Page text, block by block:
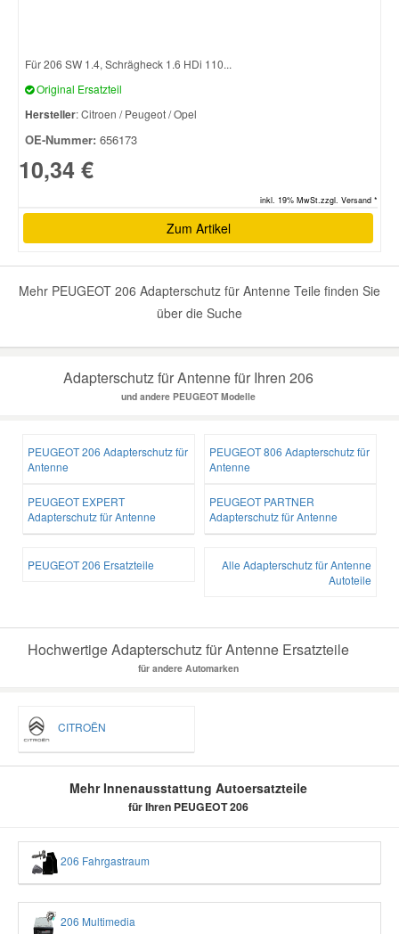
Für 206 SW 1.4, Schrägheck 1.6 HDi 110...
Original Ersatzteil
Hersteller: Citroen / Peugeot / Opel
OE-Nummer: 656173
10,34 €
inkl. 19% MwSt.zzgl. Versand *
Zum Artikel
Mehr PEUGEOT 206 Adapterschutz für Antenne Teile finden Sie
über die Suche
Adapterschutz für Antenne für Ihren 206
und andere PEUGEOT Modelle
PEUGEOT 206 Adapterschutz für
Antenne
PEUGEOT 806 Adapterschutz für
Antenne
PEUGEOT EXPERT
Adapterschutz für Antenne
PEUGEOT PARTNER
Adapterschutz für Antenne
PEUGEOT 206 Ersatzteile
Alle Adapterschutz für Antenne
Autoteile
Hochwertige Adapterschutz für Antenne Ersatzteile
für andere Automarken
CITROËN
Mehr Innenausstattung Autoersatzteile
für Ihren PEUGEOT 206
206 Fahrgastraum
206 Multimedia
Suzuki Ersatzteile
Toyota Ersatzteile
Volvo Ersatzteile